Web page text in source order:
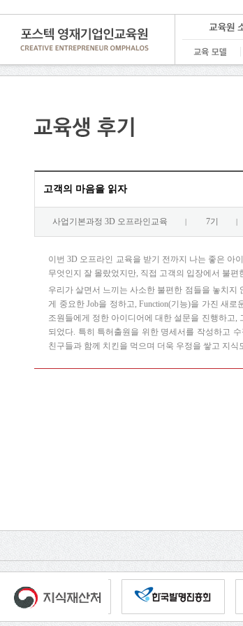
고객의 마음을 읽자
사업기본과정 3D 오프라인교육 7기
이번 3D 오프라인 교육을 받기 전까지 나는 좋은 아
무엇인지 잘 몰랐었지만, 직접 고객의 입장에서 불
우리가 살면서 느끼는 사소한 불편한 점들을 놓치지
게 중요한 Job을 정하고, Function(기능)을 가진 새
조원들에게 정한 아이디어에 대한 설문을 진행하고,
되었다. 특히 특허출원을 위한 명세서를 작성하고
친구들과 함께 치킨을 먹으며 더욱 우정을 쌓고 지